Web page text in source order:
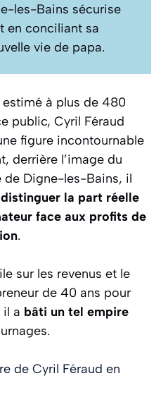
les-Bains sécurise
en conciliant sa
vie de papa.
à plus de 480
public, Cyril Féraud
figure incontournable
derrière l’image du
Digne-les-Bains, il
la part réelle
face aux profits de
.
sur les revenus et le
de 40 ans pour
a bâti un tel empire
de Cyril Féraud en